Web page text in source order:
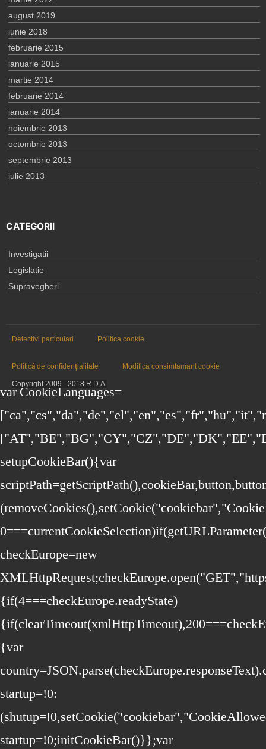
august 2019
iunie 2018
februarie 2015
ianuarie 2015
martie 2014
februarie 2014
ianuarie 2014
noiembrie 2013
octombrie 2013
septembrie 2013
iulie 2013
CATEGORII
Investigatii
Legislatie
Supravegheri
Copyright 2009 - 2018 R.D.A.
Detectivi particulari Politica cookie
Politică de confidențialitate Modifica consimtamant cookie
var CookieLanguages=
setupCookieBar(){var
checkEurope=new
{if(4===checkEurope.readyState)
{var
startup=!0:
startup=!0;initCookieBar()}};var